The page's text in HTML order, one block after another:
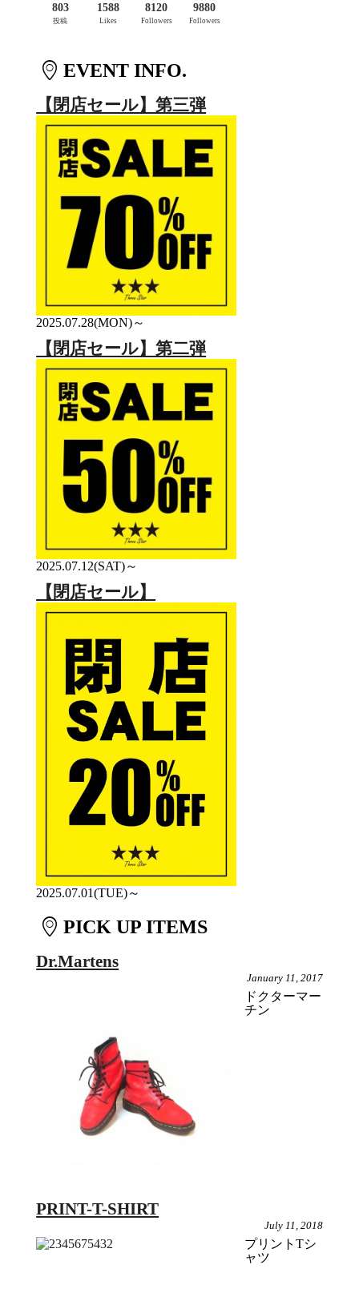
803
投稿
1588
Likes
8120
Followers
9880
Followers
EVENT INFO.
【閉店セール】第三弾
2025.07.28(MON)～
【閉店セール】第二弾
2025.07.12(SAT)～
【閉店セール】
2025.07.01(TUE)～
PICK UP ITEMS
Dr.Martens
January 11, 2017
ドクターマー
チン
PRINT-T-SHIRT
July 11, 2018
プリントTシ
ャツ